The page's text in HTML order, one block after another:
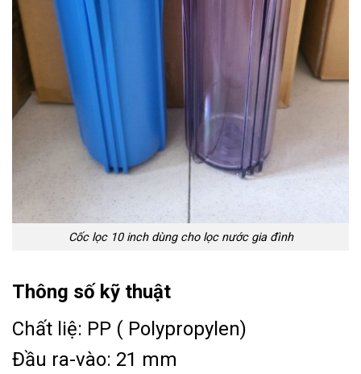
Cốc lọc 10 inch dùng cho lọc nước gia đình
Thông số kỹ thuật
Chất liệ: PP ( Polypropylen)
Đầu ra-vào: 21 mm